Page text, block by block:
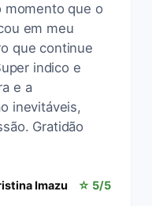
momento que o
em meu
que continue
indico e
e a
inevitáveis,
Gratidão
Imazu ☆ 5/5